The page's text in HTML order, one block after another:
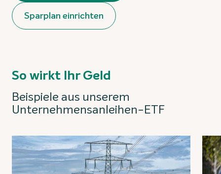
Sparplan einrichten
So wirkt Ihr Geld
Beispiele aus unserem
Unternehmensanleihen-ETF